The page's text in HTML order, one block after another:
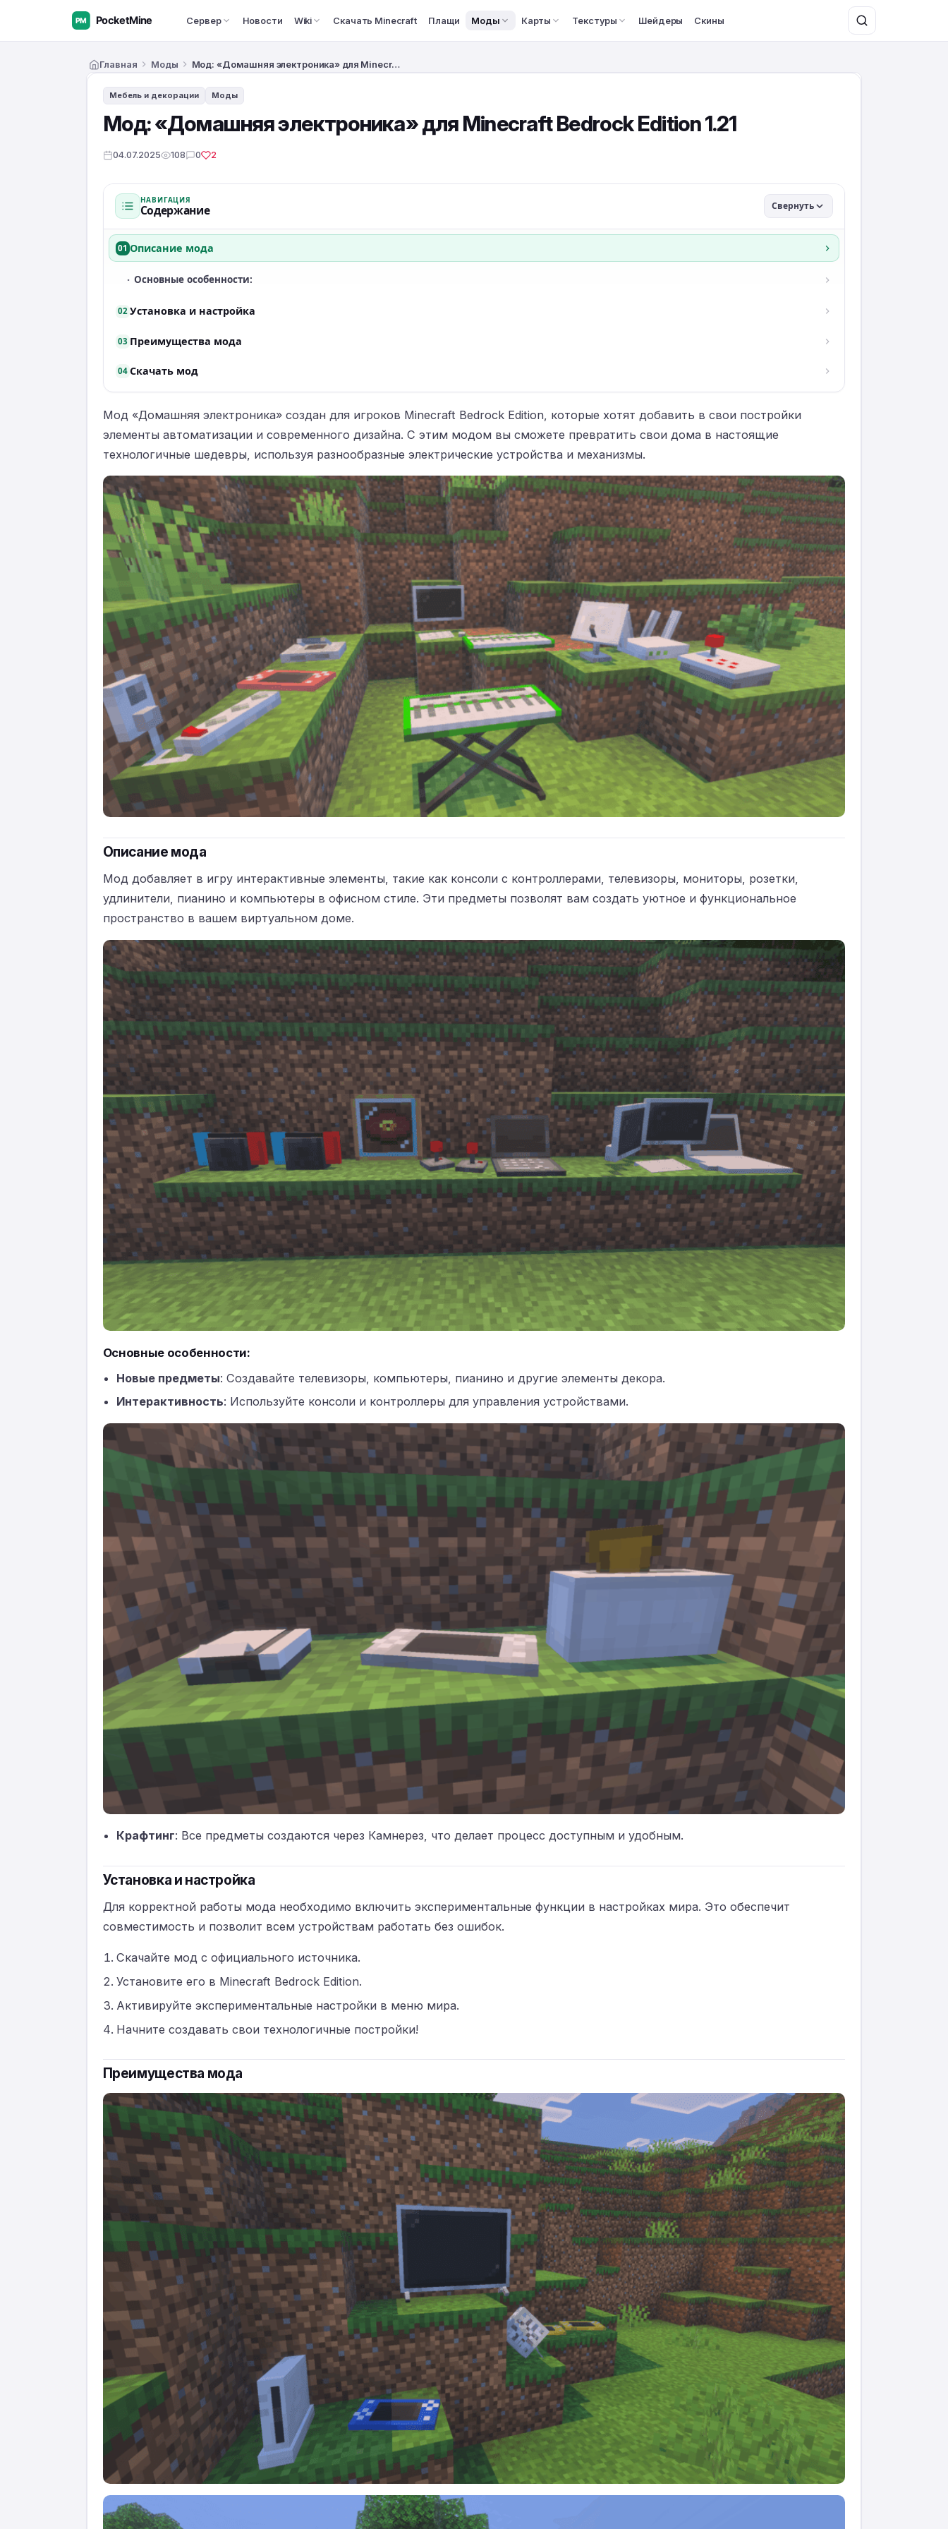
Сервер Новости Wiki Скачать Minecraft Плащи Моды Карты Текстуры Шейдеры Скины
Главная Моды Мод: «Домашняя электроника» для Minecr…
Мебель и декорации Моды
Мод: «Домашняя электроника» для Minecraft Bedrock Edition 1.21
04.07.2025 108 0 2
НАВИГАЦИЯ
Содержание Свернуть
01 Описание мода
· Основные особенности:
02 Установка и настройка
03 Преимущества мода
04 Скачать мод
Мод «Домашняя электроника» создан для игроков Minecraft Bedrock Edition, которые хотят добавить в свои постройки
элементы автоматизации и современного дизайна. С этим модом вы сможете превратить свои дома в настоящие
технологичные шедевры, используя разнообразные электрические устройства и механизмы.
Описание мода
Мод добавляет в игру интерактивные элементы, такие как консоли с контроллерами, телевизоры, мониторы, розетки,
удлинители, пианино и компьютеры в офисном стиле. Эти предметы позволят вам создать уютное и функциональное
пространство в вашем виртуальном доме.
Основные особенности:
Новые предметы: Создавайте телевизоры, компьютеры, пианино и другие элементы декора.
Интерактивность: Используйте консоли и контроллеры для управления устройствами.
Крафтинг: Все предметы создаются через Камнерез, что делает процесс доступным и удобным.
Установка и настройка
Для корректной работы мода необходимо включить экспериментальные функции в настройках мира. Это обеспечит
совместимость и позволит всем устройствам работать без ошибок.
Скачайте мод с официального источника.
Установите его в Minecraft Bedrock Edition.
Активируйте экспериментальные настройки в меню мира.
Начните создавать свои технологичные постройки!
Преимущества мода